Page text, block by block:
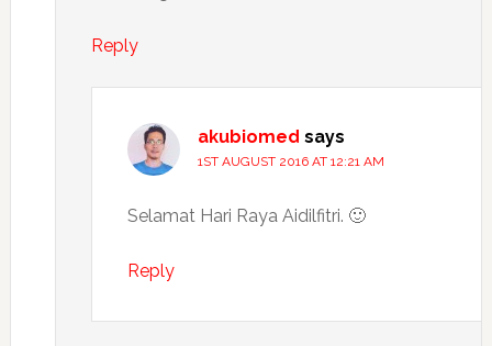
Reply
akubiomed says
1ST AUGUST 2016 AT 12:21 AM
Selamat Hari Raya Aidilfitri. 🙂
Reply